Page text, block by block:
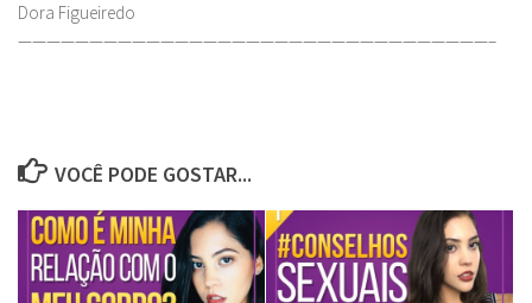
Dora Figueiredo
—————————————————————————————————–
VOCÊ PODE GOSTAR...